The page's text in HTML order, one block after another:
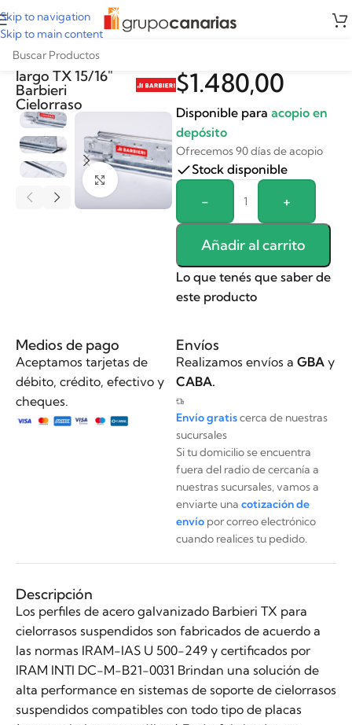
Skip to navigation
Skip to main content
Perfil travesaño
largo TX 15/16″
Barbieri
Cielorraso
Clickee para agrandar
$1.480,00
Disponible para acopio en
depósito
Ofrecemos 90 días de acopio
Stock disponible
- +
Añadir al carrito
Alternative:
Lo que tenés que saber de
este producto
Medios de pago
Aceptamos tarjetas de
débito, crédito, efectivo y
cheques.
Envíos
Realizamos envíos a GBAy
CABA.
Envío gratiscerca de nuestras
sucursales
Si tu domicilio se encuentra
fuera del radio de cercanía a
nuestras sucursales, vamos a
enviarte una cotización de
envíopor correo electrónico
cuando realices tu pedido.
Descripción
Los perfiles de acero galvanizado Barbieri TX para
cielorrasos suspendidos son fabricados de acuerdo a
las normas IRAM-IAS U 500-249 y certificados por
IRAM INTI DC-M-B21-0031 Brindan una solución de
alta performance en sistemas de soporte de cielorrasos
suspendidos compatibles con todo tipo de placas